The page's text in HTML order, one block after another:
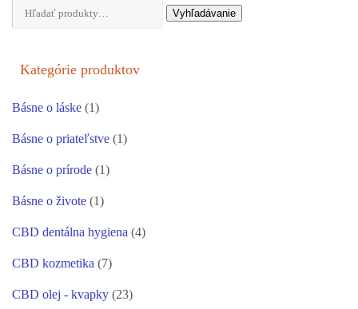
Hľadať: Vyhľadávanie
Kategórie produktov
Básne o láske (1)
Básne o priateľstve (1)
Básne o prírode (1)
Básne o živote (1)
CBD dentálna hygiena (4)
CBD kozmetika (7)
CBD olej - kvapky (23)